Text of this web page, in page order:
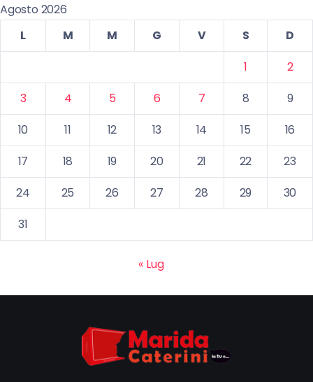
Agosto 2026
L
M M G V S
D
1
2
3
4 5 6 7 8
9
10
11 12 13 14 15
16
17
18 19 20 21 22
23
24
25 26 27 28 29
30
31
« Lug